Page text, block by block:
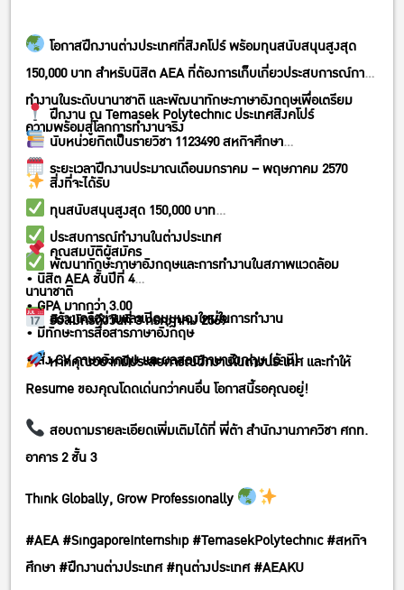
โอกาสฝึกงานต่างประเทศที่สิงคโปร์ พร้อมทุนสนับสนุนสูงสุด
150,000 บาท สำหรับนิสิต AEA ที่ต้องการเก็บเกี่ยวประสบการณ์การ
ทำงานในระดับนานาชาติ และพัฒนาทักษะภาษาอังกฤษเพื่อเตรียม
ความพร้อมสู่โลกการทำงานจริง
ฝึกงาน ณ Temasek Polytechnic ประเทศสิงคโปร์
นับหน่วยกิตเป็นรายวิชา 1123490 สหกิจศึกษา
ระยะเวลาฝึกงานประมาณเดือนมกราคม – พฤษภาคม 2570
สิ่งที่จะได้รับ
ทุนสนับสนุนสูงสุด 150,000 บาท
ประสบการณ์ทำงานในต่างประเทศ
พัฒนาทักษะภาษาอังกฤษและการทำงานในสภาพแวดล้อม
นานาชาติ
สร้างเครือข่ายและเปิดมุมมองใหม่ในการทำงาน
คุณสมบัติผู้สมัคร
• นิสิต AEA ชั้นปีที่ 4
• GPA มากกว่า 3.00
• มีทักษะการสื่อสารภาษาอังกฤษ
• ส่ง CV ภาษาอังกฤษ และผลสอบภาษาอังกฤษ (ถ้ามี)
รับสมัครถึงวันที่ 3 กรกฎาคม 2569
หากคุณอยากมีประสบการณ์ฝึกงานในต่างประเทศ และทำให้
Resume ของคุณโดดเด่นกว่าคนอื่น โอกาสนี้รอคุณอยู่!
สอบถามรายละเอียดเพิ่มเติมได้ที่ พี่ต้า สำนักงานภาควิชา ศกท.
อาคาร 2 ชั้น 3
Think Globally, Grow Professionally
#AEA #SingaporeInternship #TemasekPolytechnic #สหกิจ
ศึกษา #ฝึกงานต่างประเทศ #ทุนต่างประเทศ #AEAKU